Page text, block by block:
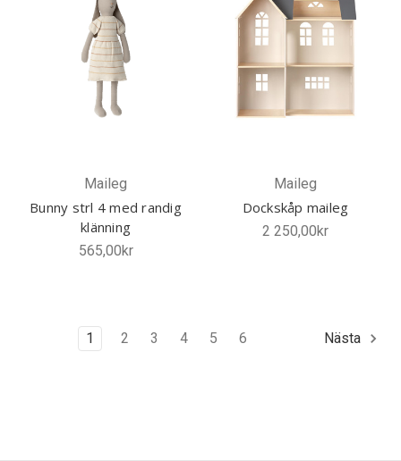
Maileg
Bunny strl 4 med randig
klänning
565,00kr
Maileg
Dockskåp maileg
2 250,00kr
1 2 3 4 5 6 Nästa